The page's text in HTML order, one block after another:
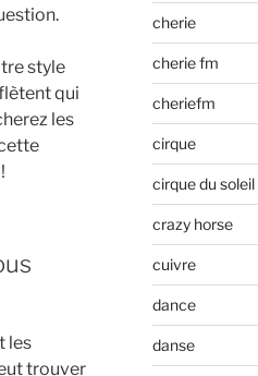
style
qui
les
les
trouver
cherie
cherie fm
cheriefm
cirque
cirque du soleil
crazy horse
cuivre
dance
danse